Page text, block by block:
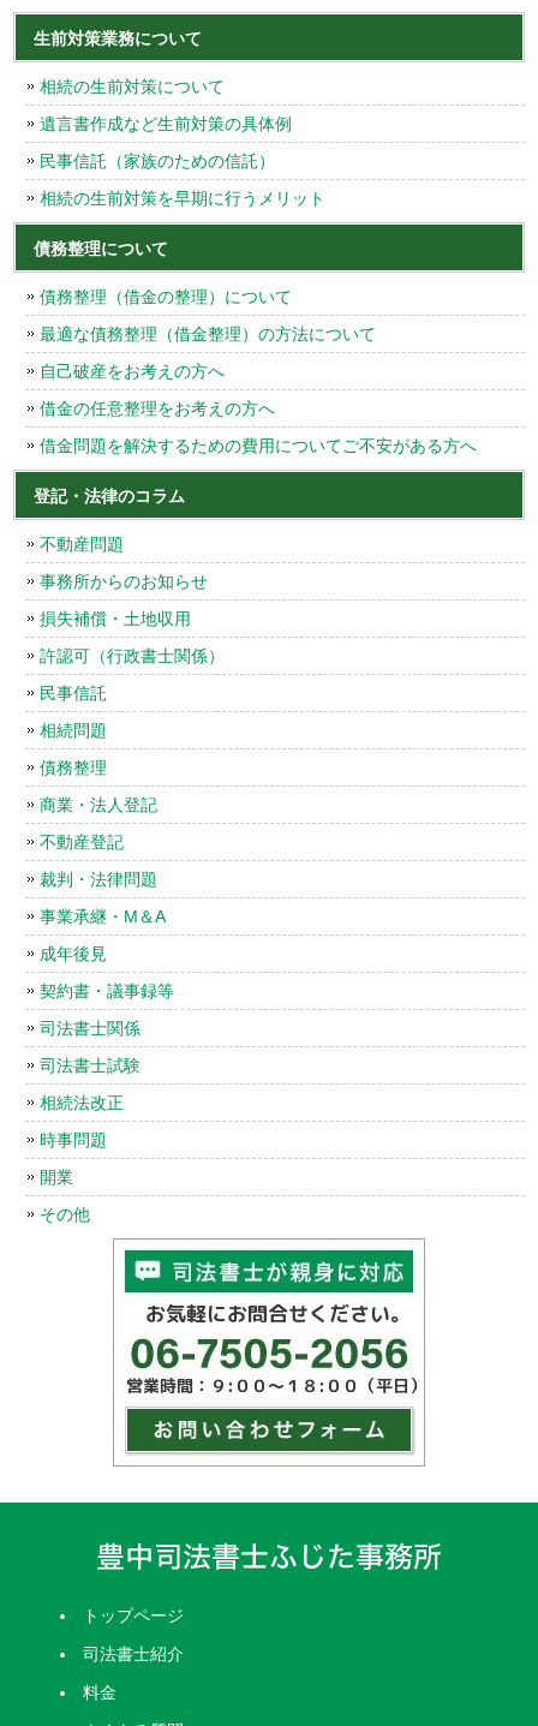
生前対策業務について
相続の生前対策について
遺言書作成など生前対策の具体例
民事信託（家族のための信託）
相続の生前対策を早期に行うメリット
債務整理について
債務整理（借金の整理）について
最適な債務整理（借金整理）の方法について
自己破産をお考えの方へ
借金の任意整理をお考えの方へ
借金問題を解決するための費用についてご不安がある方へ
登記・法律のコラム
不動産問題
事務所からのお知らせ
損失補償・土地収用
許認可（行政書士関係）
民事信託
相続問題
債務整理
商業・法人登記
不動産登記
裁判・法律問題
事業承継・M＆A
成年後見
契約書・議事録等
司法書士関係
司法書士試験
相続法改正
時事問題
開業
その他
トップページ
司法書士紹介
料金